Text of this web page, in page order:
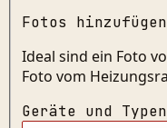
Fotos hinzufügen
Ideal sind ein Foto
Foto vom
Geräte und